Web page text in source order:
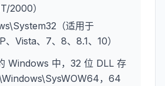
2000）
（适用于
Vista、7、8、8.1、10）
Windows 中，32 位 DLL 存
，64